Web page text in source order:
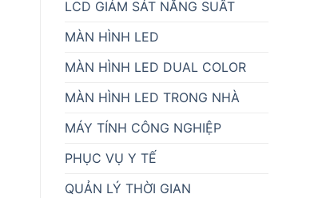
LCD GIÁM SÁT NĂNG SUẤT
MÀN HÌNH LED
MÀN HÌNH LED DUAL COLOR
MÀN HÌNH LED TRONG NHÀ
MÁY TÍNH CÔNG NGHIỆP
PHỤC VỤ Y TẾ
QUẢN LÝ THỜI GIAN